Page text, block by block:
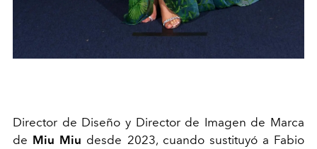
Director de Diseño y Director de Imagen de Marca
de Miu Miu desde 2023, cuando sustituyó a Fabio